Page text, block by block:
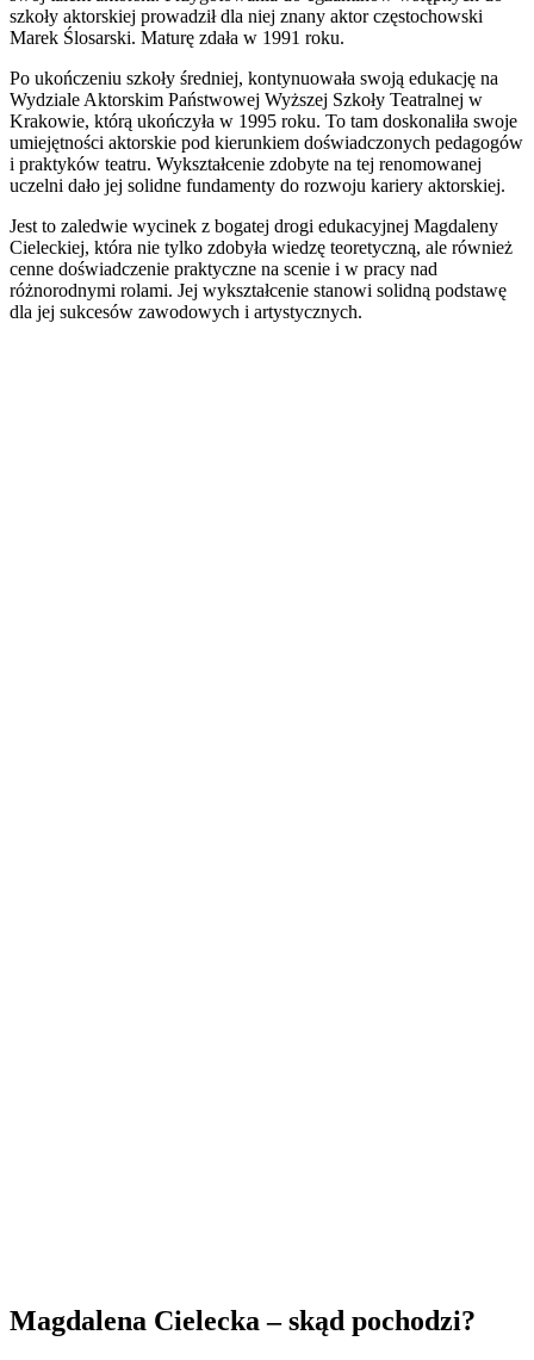
szkoły aktorskiej prowadził dla niej znany aktor częstochowski
Marek Ślosarski. Maturę zdała w 1991 roku.
Po ukończeniu szkoły średniej, kontynuowała swoją edukację na
Wydziale Aktorskim Państwowej Wyższej Szkoły Teatralnej w
Krakowie, którą ukończyła w 1995 roku. To tam doskonaliła swoje
umiejętności aktorskie pod kierunkiem doświadczonych pedagogów
i praktyków teatru. Wykształcenie zdobyte na tej renomowanej
uczelni dało jej solidne fundamenty do rozwoju kariery aktorskiej.
Jest to zaledwie wycinek z bogatej drogi edukacyjnej Magdaleny
Cieleckiej, która nie tylko zdobyła wiedzę teoretyczną, ale również
cenne doświadczenie praktyczne na scenie i w pracy nad
różnorodnymi rolami. Jej wykształcenie stanowi solidną podstawę
dla jej sukcesów zawodowych i artystycznych.
Magdalena Cielecka – skąd pochodzi?